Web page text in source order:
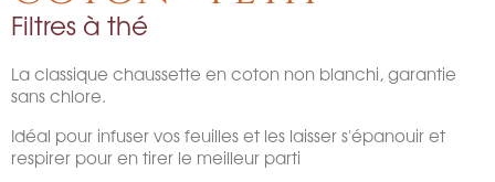
Filtres à thé
La classique chaussette en coton non blanchi, garantie
sans chlore.
Idéal pour infuser vos feuilles et les laisser s'épanouir et
respirer pour en tirer le meilleur parti